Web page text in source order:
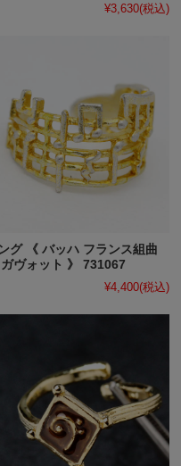
¥3,630(税込)
グ 《 バッハ フランス組曲
ガヴォット 》 731067
¥4,400(税込)